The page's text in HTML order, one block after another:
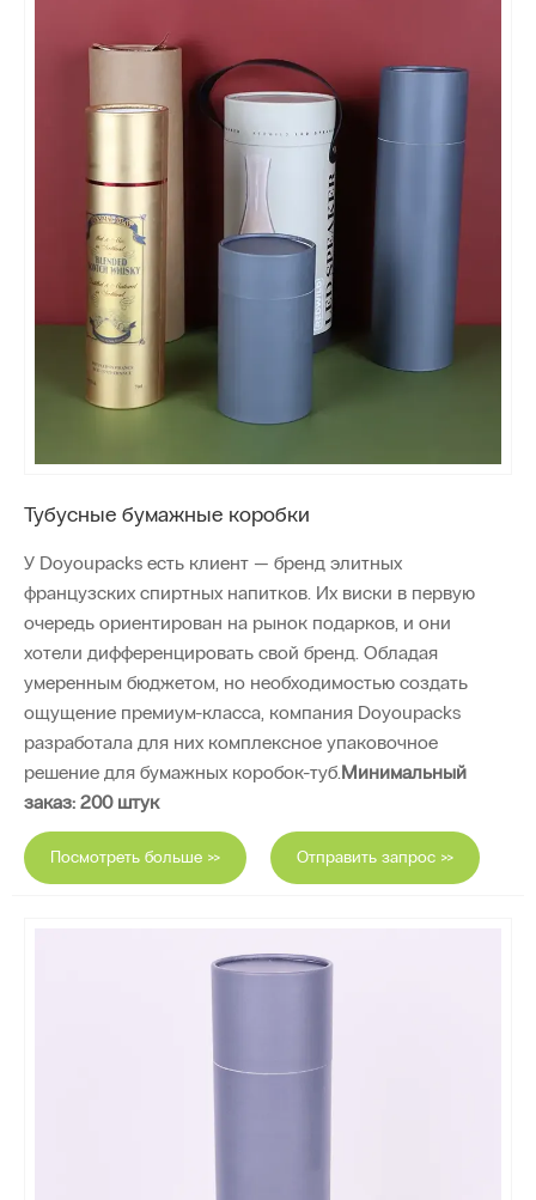
Тубусные бумажные коробки
У Doyoupacks есть клиент — бренд элитных
французских спиртных напитков. Их виски в первую
очередь ориентирован на рынок подарков, и они
хотели дифференцировать свой бренд. Обладая
умеренным бюджетом, но необходимостью создать
ощущение премиум-класса, компания Doyoupacks
разработала для них комплексное упаковочное
решение для бумажных коробок-туб.Минимальный
заказ: 200 штук
Посмотреть больше >> Отправить запрос >>